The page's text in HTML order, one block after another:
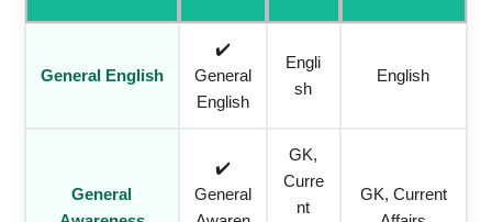
General English
✔️
General
English
Engli
Sh
English
General
✔️
General
GK,
Curre
Nt
GK, Current